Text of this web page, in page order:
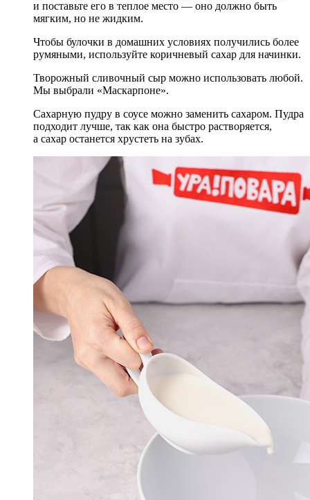
и поставьте его в теплое место — оно должно быть
мягким, но не жидким.
Чтобы булочки в домашних условиях получились более
румяными, используйте коричневый сахар для начинки.
Творожный сливочный сыр можно использовать любой.
Мы выбрали «Маскарпоне».
Сахарную пудру в соусе можно заменить сахаром. Пудра
подходит лучше, так как она быстро растворяется,
а сахар останется хрустеть на зубах.